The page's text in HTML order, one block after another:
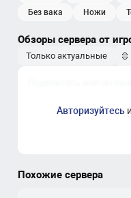
без вака
ножи
Обзоры сервера от
Только актуальные
Авторизуйтесь
Похожие сервера